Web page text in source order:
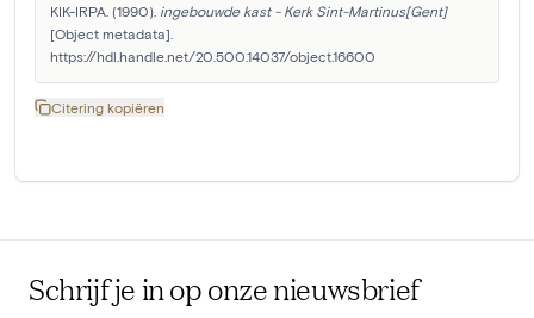
KIK-IRPA. (1990). ingebouwde kast - Kerk Sint-Martinus[Gent]
[Object metadata].
https://hdl.handle.net/20.500.14037/object.16600
Citering kopiëren
Schrijf je in op onze nieuwsbrief